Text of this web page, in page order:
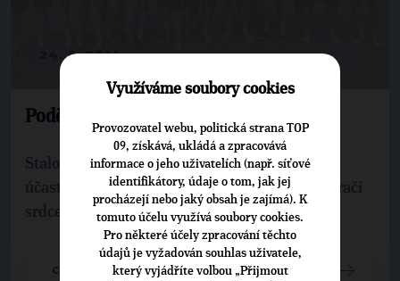
24. 5. 2014
Poděbradské dračí lodě
Stalo se již tradicí, že se poděbradská TOPka
účastní místního klání o pohár Poděbradské dračí
srdce.
CELÝ ČLÁNEK
Využíváme soubory cookies
Provozovatel webu, politická strana TOP
09, získává, ukládá a zpracovává
informace o jeho uživatelích (např. síťové
identifikátory, údaje o tom, jak jej
procházejí nebo jaký obsah je zajímá). K
tomuto účelu využívá soubory cookies.
Pro některé účely zpracování těchto
údajů je vyžadován souhlas uživatele,
který vyjádříte volbou „Přijmout